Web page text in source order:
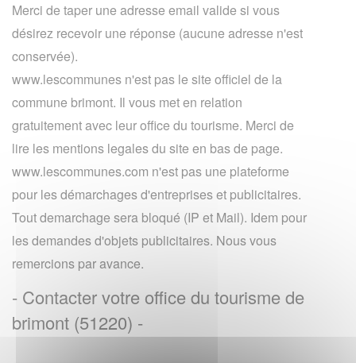
Merci de taper une adresse email valide si vous
désirez recevoir une réponse (aucune adresse n'est
conservée).
www.lescommunes n'est pas le site officiel de la
commune brimont. Il vous met en relation
gratuitement avec leur office du tourisme. Merci de
lire les mentions legales du site en bas de page.
www.lescommunes.com n'est pas une plateforme
pour les démarchages d'entreprises et publicitaires.
Tout demarchage sera bloqué (IP et Mail). Idem pour
les demandes d'objets publicitaires. Nous vous
remercions par avance.
- Contacter votre office du tourisme de
brimont (51220) -